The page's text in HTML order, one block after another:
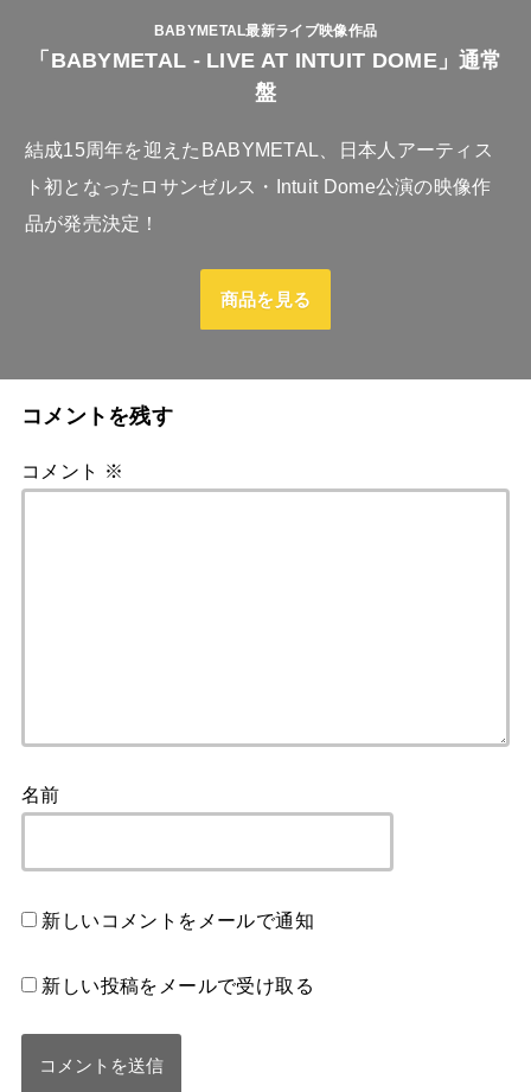
BABYMETAL最新ライブ映像作品
「BABYMETAL - LIVE AT INTUIT DOME」通常
盤
結成15周年を迎えたBABYMETAL、日本人アーティス
ト初となったロサンゼルス・Intuit Dome公演の映像作
品が発売決定！
商品を見る
コメントを残す
コメント ※
名前
新しいコメントをメールで通知
新しい投稿をメールで受け取る